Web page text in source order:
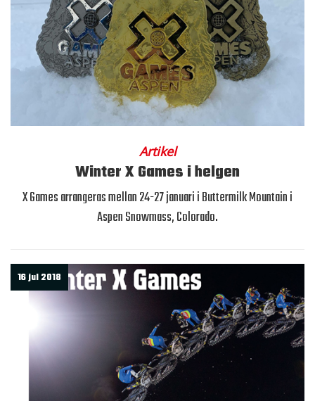
Artikel
Winter X Games i helgen
X Games arrangeras mellan 24-27 januari i Buttermilk Mountain i
Aspen Snowmass, Colorado.
16 jul 2018